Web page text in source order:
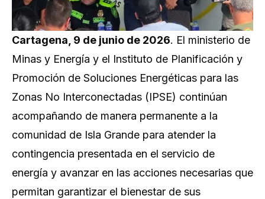
Cartagena, 9 de junio de 2026. El ministerio de
Minas y Energía y el Instituto de Planificación y
Promoción de Soluciones Energéticas para las
Zonas No Interconectadas (IPSE) continúan
acompañando de manera permanente a la
comunidad de Isla Grande para atender la
contingencia presentada en el servicio de
energía y avanzar en las acciones necesarias que
permitan garantizar el bienestar de sus